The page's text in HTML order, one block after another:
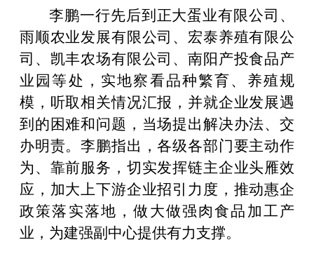
李鹏一行先后到正大蛋业有限公司、
雨顺农业发展有限公司、宏泰养殖有限公
司、凯丰农场有限公司、南阳产投食品产
业园等处，实地察看品种繁育、养殖规
模，听取相关情况汇报，并就企业发展遇
到的困难和问题，当场提出解决办法、交
办明责。李鹏指出，各级各部门要主动作
为、靠前服务，切实发挥链主企业头雁效
应，加大上下游企业招引力度，推动惠企
政策落实落地，做大做强肉食品加工产
业，为建强副中心提供有力支撑。